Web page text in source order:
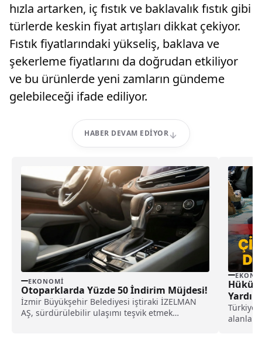
hızla artarken, iç fıstık ve baklavalık fıstık gibi
türlerde keskin fiyat artışları dikkat çekiyor.
Fıstık fiyatlarındaki yükseliş, baklava ve
şekerleme fiyatlarını da doğrudan etkiliyor
ve bu ürünlerde yeni zamların gündeme
gelebileceği ifade ediliyor.
HABER DEVAM EDIYOR
EKONOMI
Otoparklarda Yüzde 50 İndirim Müjdesi!
İzmir Büyükşehir Belediyesi iştiraki İZELMAN
AŞ, sürdürülebilir ulaşımı teşvik etmek